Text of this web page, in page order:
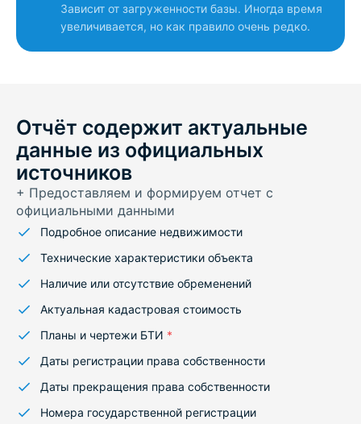
Зависит от загруженности базы. Иногда время
увеличивается, но как правило очень редко.
Отчёт содержит актуальные
данные из официальных
источников
+ Предоставляем и формируем отчет с
официальными данными
Подробное описание недвижимости
Технические характеристики объекта
Наличие или отсутствие обременений
Актуальная кадастровая стоимость
Планы и чертежи БТИ *
Даты регистрации права собственности
Даты прекращения права собственности
Номера государственной регистрации